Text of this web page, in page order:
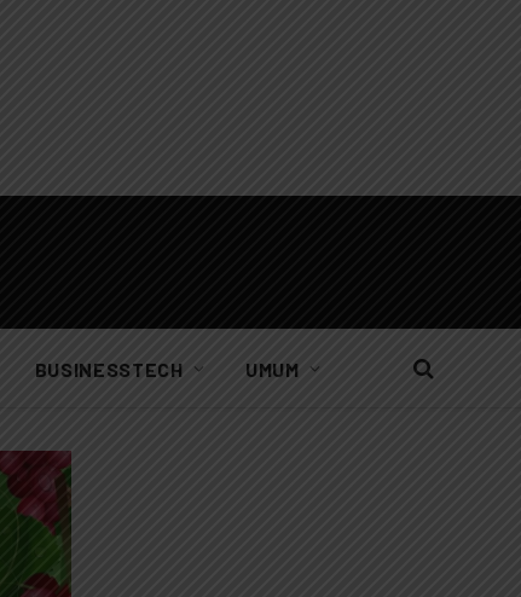
BUSINESSTECH UMUM